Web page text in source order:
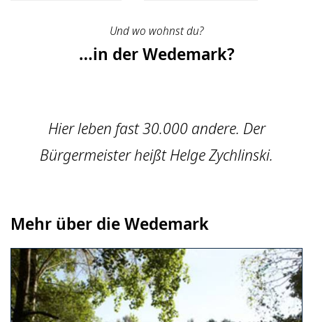
Und wo wohnst du?
…in der Wedemark?
Hier leben fast 30.000 andere. Der
Bürgermeister heißt Helge Zychlinski.
Mehr über die Wedemark